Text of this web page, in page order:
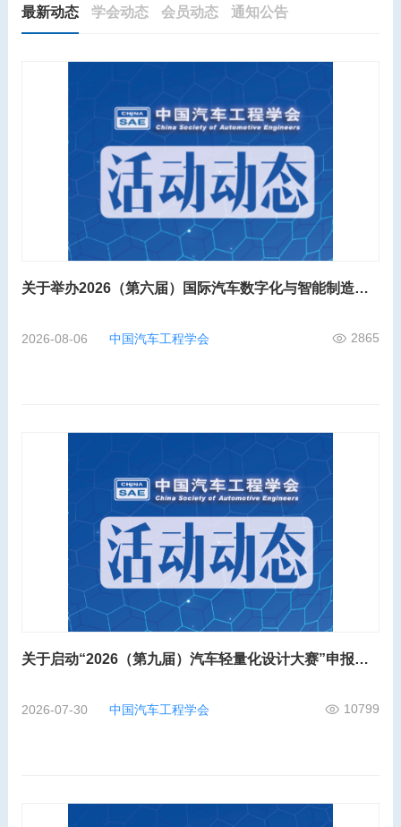
最新动态 学会动态 会员动态 通知公告
关于举办2026（第六届）国际汽车数字化与智能制造大会的第二轮通知
2026-08-06 中国汽车工程学会 2865
关于启动“2026（第九届）汽车轻量化设计大赛”申报工作的通知
2026-07-30 中国汽车工程学会 10799